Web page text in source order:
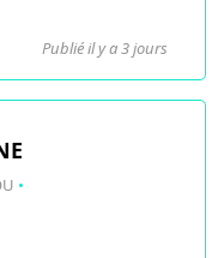
Publié il y a 3 jours
•